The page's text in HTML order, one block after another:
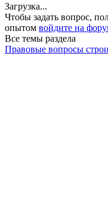
Загрузка...
Чтобы задать вопрос,
опытом войдите на
Все темы раздела
Правовые вопросы